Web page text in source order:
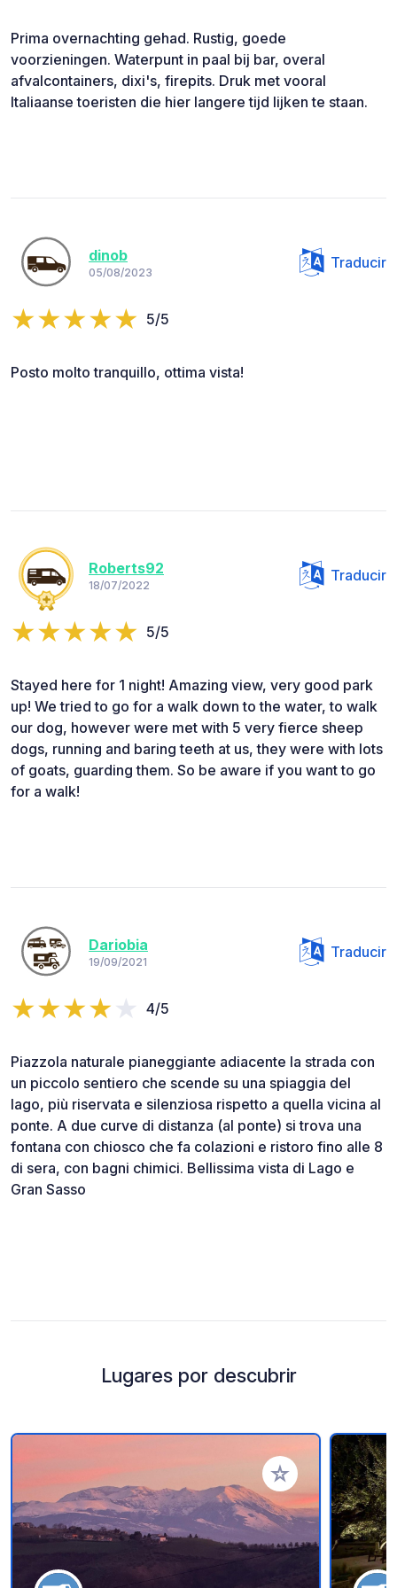
Prima overnachting gehad. Rustig, goede
voorzieningen. Waterpunt in paal bij bar, overal
afvalcontainers, dixi's, firepits. Druk met vooral
Italiaanse toeristen die hier langere tijd lijken te staan.
dinob
05/08/2023
Traducir
5/5
Posto molto tranquillo, ottima vista!
Roberts92
18/07/2022
Traducir
5/5
Stayed here for 1 night! Amazing view, very good park
up! We tried to go for a walk down to the water, to walk
our dog, however were met with 5 very fierce sheep
dogs, running and baring teeth at us, they were with lots
of goats, guarding them. So be aware if you want to go
for a walk!
Dariobia
19/09/2021
Traducir
4/5
Piazzola naturale pianeggiante adiacente la strada con
un piccolo sentiero che scende su una spiaggia del
lago, più riservata e silenziosa rispetto a quella vicina al
ponte. A due curve di distanza (al ponte) si trova una
fontana con chiosco che fa colazioni e ristoro fino alle 8
di sera, con bagni chimici. Bellissima vista di Lago e
Gran Sasso
Lugares por descubrir
Añadir a tus